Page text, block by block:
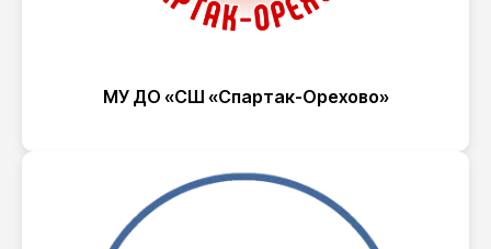
МУ ДО «СШ «Спартак-Орехово»